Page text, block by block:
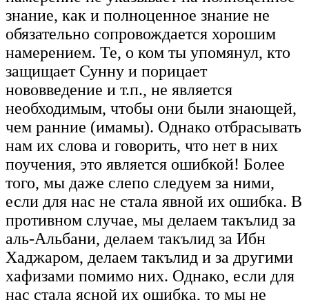
знание, как и полноценное знание не
обязательно сопровождается хорошим
намерением. Те, о ком ты упомянул, кто
защищает Сунну и порицает
нововведение и т.п., не является
необходимым, чтобы они были знающей,
чем ранние (имамы). Однако отбрасывать
нам их слова и говорить, что нет в них
поучения, это является ошибкой! Более
того, мы даже слепо следуем за ними,
если для нас не стала явной их ошибка. В
противном случае, мы делаем такълид за
аль-Альбани, делаем такълид за Ибн
Хаджаром, делаем такълид и за другими
хафизами помимо них. Однако, если для
нас стала ясной их ошибка, то мы не